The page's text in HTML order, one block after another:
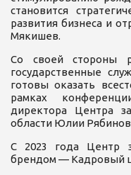
становится
развития бизнеса и
Мякишев.
Со своей стороны
государственные
готовы оказать
рамках
директора Центра
области Юлии
С 2023 года Центр
брендом — Кадровый